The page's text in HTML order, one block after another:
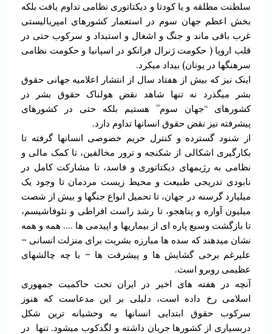
سلطنت مطلقه و یا کودتا و دیکتاتوری نظامی تداوم یافت بلکه
بخش اعظم جهان سوم در استعمار کشورهای امپریالیستی
غرب باقی ماند و جنگ و اشغال و استبداد و سرکوب حتی در
قلب اروپا ( حکومت ژنرال فرانکو در اسپانیا و حکومت نظامی
سرهنگها در یونان) بیداد میکرد.
اینک نیز که بیش از هفتاد سال از انتشار اعلامیه جهانی حقوق
بشر میگذرد نه تنها شاهد نقض هولناک حقوق بشر در
کشورهای “جهان سوم” هستیم بلکه حتی در کشورهای
پیشرفته نیز نقض حقوق انسانها تداوم دارد.
از شنود گسترده و کنترل حریم خصوصی انسانها گرفته تا
بکارگیری اشکالی از شکنجه و ترور مخالفین، تا کمک مالی و
نظامی به رژیمهای دیکتاتوری و فاسد، تا مشارکت کامل در
نابودی تدریجی طبیعت و محیط زیست مردمان تا وجود یک
میلیارد گرسنه در جهان، تا تحمیل انواع جنگها و بیش از شصت
میلیون آواره و پناهجو، تا رشد راست افراطی و نئوفاشیسم،
تا بازگشت وسیع پاره ای از بیماریها و اپیدمی ها …. همه و همه
نشان میدهند که سده ها مبارزه بشریت برای منزلت انسانی –
علیرغم برخی گشایش ها و پیشرفت ها – با چه چالشهای
عظیمی روبرو است.
آنچه در هفته های اخیر در ایران تحت حاکمیت جمهوری
اسلامی رخ داده است، دلیلی بر این مدعاست که هنوز
سرکوب حقوق ابتدایی انسانها به وحشیانه ترین شکل
دربسیاری از کشورها جریان داشته و لگدکوب میشود. تنها در